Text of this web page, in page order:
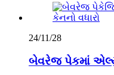
24/11/28
બેવરેજ પેકમાં